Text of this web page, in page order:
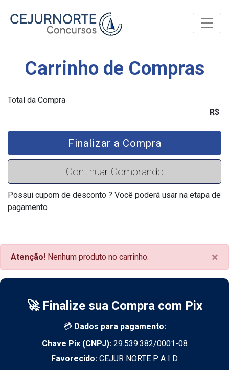
Carrinho de Compras
Total da Compra
R$
Finalizar a Compra
Continuar Comprando
Possui cupom de desconto ? Você poderá usar na etapa de
pagamento
×
Atenção! Nenhum produto no carrinho.
🚀 Finalize sua Compra com Pix
💳 Dados para pagamento:
Chave Pix (CNPJ):29.539.382/0001-08
Favorecido: CEJUR NORTE P A I D